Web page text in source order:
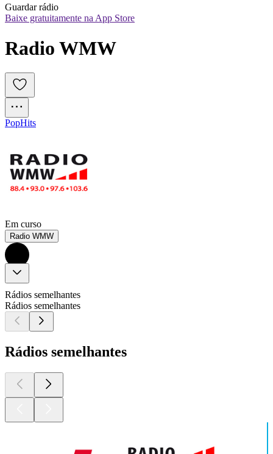
Guardar rádio
Baixe gratuitamente na App Store
Radio WMW
PopHits
Em curso
Radio WMW
Rádios semelhantes
Rádios semelhantes
Rádios semelhantes